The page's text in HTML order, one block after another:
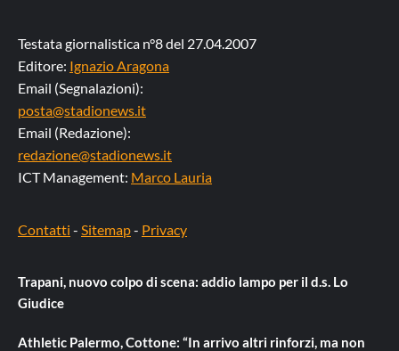
Testata giornalistica n°8 del 27.04.2007
Editore: Ignazio Aragona
Email (Segnalazioni):
posta@stadionews.it
Email (Redazione):
redazione@stadionews.it
ICT Management: Marco Lauria
Contatti - Sitemap- Privacy
Trapani, nuovo colpo di scena: addio lampo per il d.s. Lo
Giudice
Athletic Palermo, Cottone: “In arrivo altri rinforzi, ma non